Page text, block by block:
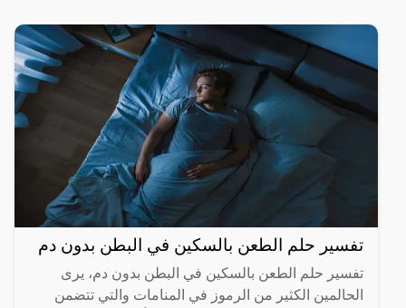
تفسير حلم الطعن بالسكين في البطن بدون دم
تفسير حلم الطعن بالسكين في البطن بدون دم، يرى
الحالمين الكثير من الرموز في المنامات والتي تتضمن